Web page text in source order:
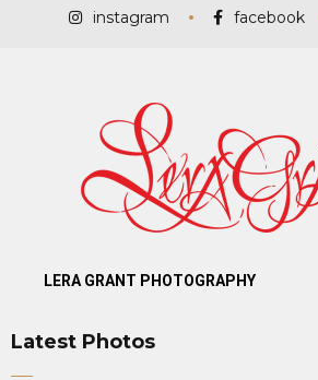
instagram facebook
LERA GRANT PHOTOGRAPHY
Latest Photos